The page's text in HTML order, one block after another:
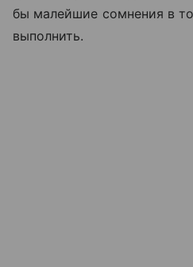
бы малейшие сомнения в
выполнить.